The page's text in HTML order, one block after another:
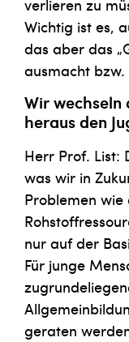
verlieren zu
Wichtig ist es,
das aber das
aus­macht bzw.
Wir wechseln
heraus den
Herr Prof. List:
was wir in
Problemen
nur auf der
Für junge
geraten